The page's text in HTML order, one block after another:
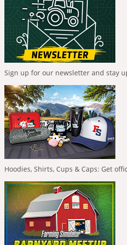
Sign up for our newsletter and stay
Hoodies, Shirts, Cups & Caps: Get